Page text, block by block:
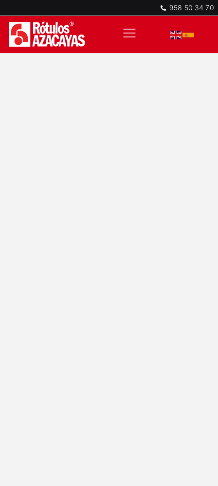
958 50 34 70